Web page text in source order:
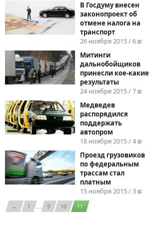
В Госдуму внесен
законопроект об
отмене налога на
транспорт
26 ноября 2015 / 6
Митинги
дальнобойщиков
принесли кое-какие
результаты
24 ноября 2015 / 7
Медведев
распорядился
поддержать
автопром
18 ноября 2015 / 4
Проезд грузовиков
по федеральным
трассам стал
платным
15 ноября 2015 / 3
← 1 ... 9 10 11